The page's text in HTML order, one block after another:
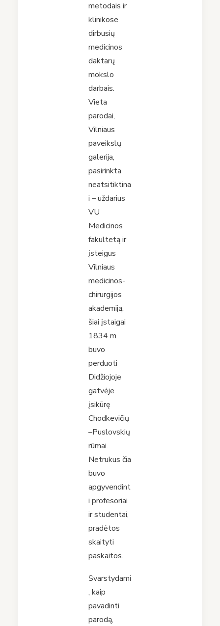
metodais ir
klinikose
dirbusių
medicinos
daktarų
mokslo
darbais.
Vieta
parodai,
Vilniaus
paveikslų
galerija,
pasirinkta
neatsitiktina
i – uždarius
VU
Medicinos
fakultetą ir
įsteigus
Vilniaus
medicinos-
chirurgijos
akademiją,
šiai įstaigai
1834 m.
buvo
perduoti
Didžiojoje
gatvėje
įsikūrę
Chodkevičių
–Puslovskių
rūmai.
Netrukus čia
buvo
apgyvendint
i profesoriai
ir studentai,
pradėtos
skaityti
paskaitos.
Svarstydami
, kaip
pavadinti
parodą,